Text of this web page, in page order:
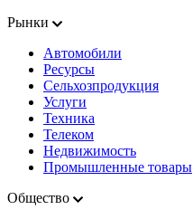
Рынки
Автомобили
Ресурсы
Сельхозпродукция
Услуги
Техника
Телеком
Недвижимость
Промышленные товары
Общество